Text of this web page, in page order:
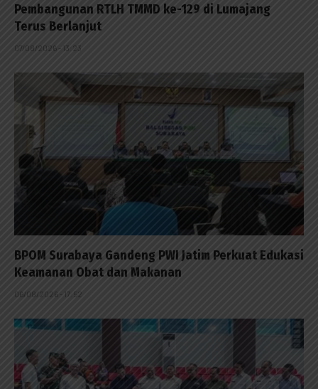
Pembangunan RTLH TMMD ke-129 di Lumajang
Terus Berlanjut
07/08/2026 - 13:23
BPOM Surabaya Gandeng PWI Jatim Perkuat Edukasi
Keamanan Obat dan Makanan
06/08/2026 - 17:52